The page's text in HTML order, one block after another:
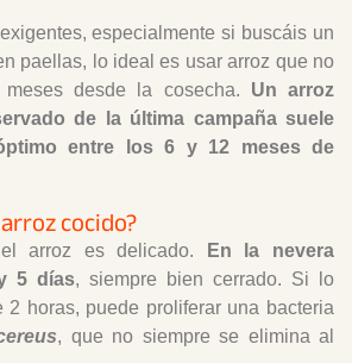
especialmente si buscáis un
paellas, lo ideal es usar arroz que no
desde la cosecha. Un arroz
de la última campaña suele
entre los 6 y 12 meses de
cocido?
arroz es delicado.
En la nevera
5 días, siempre bien cerrado. Si lo
2 horas, puede proliferar una bacteria
, que no siempre se elimina al